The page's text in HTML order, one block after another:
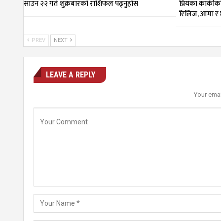
साउन २२ गते शुक्रबारको राशिफल पढ्नुहोस
प्रियंका
रिलिज, आमा र
PREV NEXT
LEAVE A REPLY
Your